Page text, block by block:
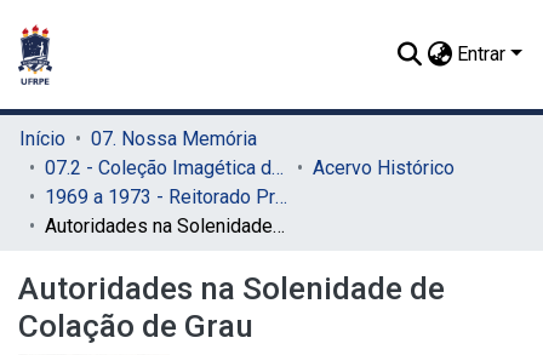
Entrar
Início
07. Nossa Memória
07.2 - Coleção Imagética do SIB
Acervo Histórico
1969 a 1973 - Reitorado Prof. Adierson Erasmo de Azevedo
Autoridades na Solenidade de Colação de Grau
Autoridades na Solenidade de
Colação de Grau